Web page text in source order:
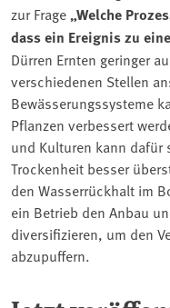
zur Frage„Welche
dass ein Ereignis zu
Dürren Ernten geringer
verschiedenen Stellen
Bewässerungssysteme
Pflanzen verbessert
und Kulturen kann dafür
Trockenheit besser
den Wasserrückhalt im
ein Betrieb den Anbau
diversifizieren, um den
abzupuffern.